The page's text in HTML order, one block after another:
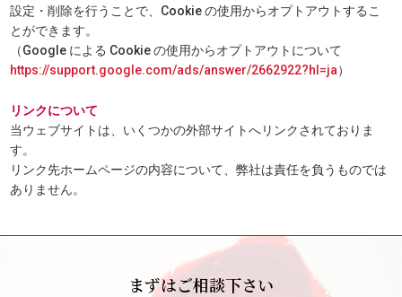
設定・削除を行うことで、Cookie の使用からオプトアウトするこ
とができます。
（Google による Cookie の使用からオプトアウトについて
https://support.google.com/ads/answer/2662922?hl=ja）
リンクについて
当ウェブサイトは、いくつかの外部サイトへリンクされておりま
す。
リンク先ホームページの内容について、弊社は責任を負うものでは
ありません。
まずはご相談下さい